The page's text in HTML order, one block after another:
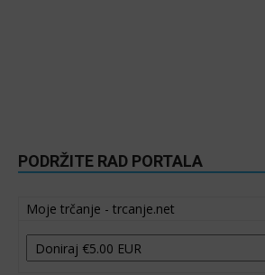
PODRŽITE RAD PORTALA
Moje trčanje - trcanje.net